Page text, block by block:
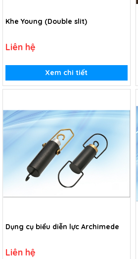
Khe Young (Double slit)
Liên hệ
Xem chi tiết
Dụng cụ biểu diễn lực Archimede
Liên hệ